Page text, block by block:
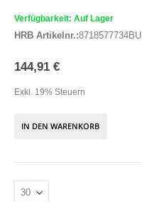
Verfügbarkeit: Auf Lager
HRB Artikelnr.:8718577734BU
144,91 €
Exkl. 19% Steuern
IN DEN WARENKORB